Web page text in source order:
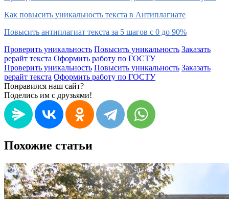
Как повысить уникальность текста в Антиплагиате
Повысить антиплагиат текста за 5 шагов с 0 до 90%
Проверить уникальность Повысить уникальность Заказать
рерайт текста Оформить работу по ГОСТУ
Проверить уникальность Повысить уникальность Заказать
рерайт текста Оформить работу по ГОСТУ
Понравился наш сайт?
Поделись им с друзьями!
Похожие статьи